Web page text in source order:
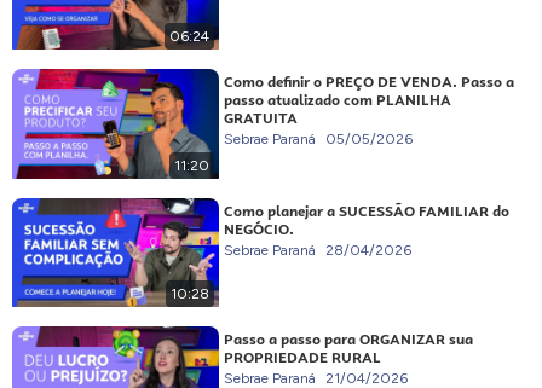
06:24
11:20
Como definir o PREÇO DE VENDA. Passo a
passo atualizado com PLANILHA
GRATUITA
Sebrae Paraná 05/05/2026
10:28
Como planejar a SUCESSÃO FAMILIAR do
NEGÓCIO.
Sebrae Paraná 28/04/2026
Passo a passo para ORGANIZAR sua
PROPRIEDADE RURAL
Sebrae Paraná 21/04/2026